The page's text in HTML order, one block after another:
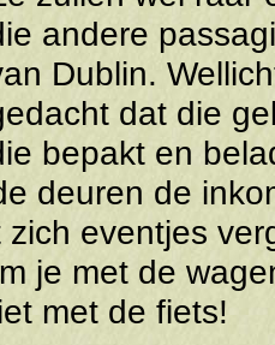
andere
Dublin.
dat die
bepakt en
deuren de
eventjes
je met de
met de fiets!